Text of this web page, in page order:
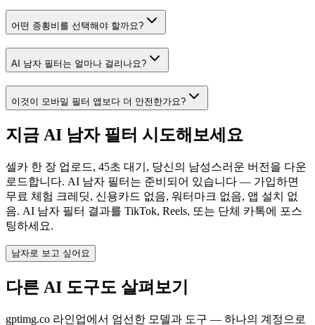
어떤 종횡비를 선택해야 할까요?
AI 남자 필터는 얼마나 걸리나요?
이것이 모바일 필터 앱보다 더 안전한가요?
지금 AI 남자 필터 시도해보세요
셀카 한 장 업로드, 45초 대기, 당신의 남성스러운 버전을 다운
로드합니다. AI 남자 필터는 준비되어 있습니다 — 가입하면
무료 체험 크레딧, 신용카드 없음, 워터마크 없음, 앱 설치 없
음. AI 남자 필터 결과를 TikTok, Reels, 또는 단체 카톡에 포스
팅하세요.
남자로 보고 싶어요
다른 AI 도구도 살펴보기
gptimg.co 라인업에서 엄선한 모델과 도구 — 하나의 계정으로